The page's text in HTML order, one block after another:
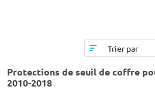
Protections de seuil de coffre
2010-2018